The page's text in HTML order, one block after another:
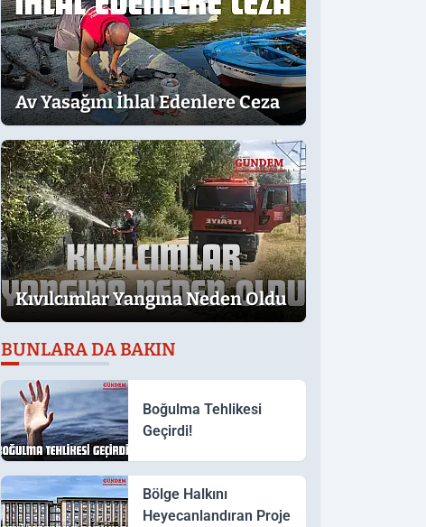
Av Yasağını İhlal Edenlere Ceza
Kıvılcımlar Yangına Neden Oldu
BUNLARA DA BAKIN
Boğulma Tehlikesi
Geçirdi!
Bölge Halkını
Heyecanlandıran Proje